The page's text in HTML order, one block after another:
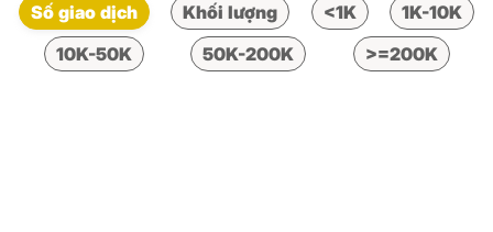
Số giao dịch
Khối lượng <1K
1K-10K
10K-50K
50K-200K >=200K